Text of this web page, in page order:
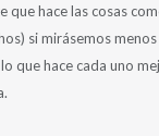
que hace las cosas
si mirásemos
que hace cada uno